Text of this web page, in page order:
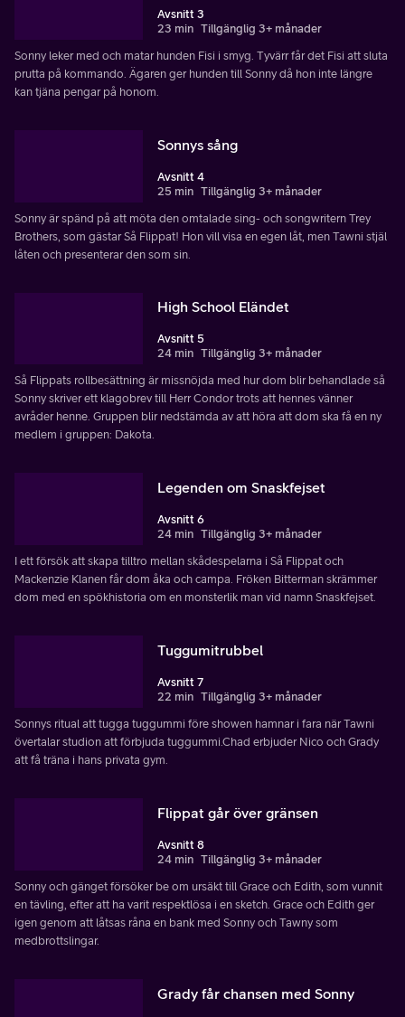
Avsnitt 3
23 min Tillgänglig 3+ månader
Sonny leker med och matar hunden Fisi i smyg. Tyvärr får det Fisi att sluta
prutta på kommando. Ägaren ger hunden till Sonny då hon inte längre
kan tjäna pengar på honom.
Sonnys sång
Avsnitt 4
25 min Tillgänglig 3+ månader
Sonny är spänd på att möta den omtalade sing- och songwritern Trey
Brothers, som gästar Så Flippat! Hon vill visa en egen låt, men Tawni stjäl
låten och presenterar den som sin.
High School Eländet
Avsnitt 5
24 min Tillgänglig 3+ månader
Så Flippats rollbesättning är missnöjda med hur dom blir behandlade så
Sonny skriver ett klagobrev till Herr Condor trots att hennes vänner
avråder henne. Gruppen blir nedstämda av att höra att dom ska få en ny
medlem i gruppen: Dakota.
Legenden om Snaskfejset
Avsnitt 6
24 min Tillgänglig 3+ månader
I ett försök att skapa tilltro mellan skådespelarna i Så Flippat och
Mackenzie Klanen får dom åka och campa. Fröken Bitterman skrämmer
dom med en spökhistoria om en monsterlik man vid namn Snaskfejset.
Tuggumitrubbel
Avsnitt 7
22 min Tillgänglig 3+ månader
Sonnys ritual att tugga tuggummi före showen hamnar i fara när Tawni
övertalar studion att förbjuda tuggummi.Chad erbjuder Nico och Grady
att få träna i hans privata gym.
Flippat går över gränsen
Avsnitt 8
24 min Tillgänglig 3+ månader
Sonny och gänget försöker be om ursäkt till Grace och Edith, som vunnit
en tävling, efter att ha varit respektlösa i en sketch. Grace och Edith ger
igen genom att låtsas råna en bank med Sonny och Tawny som
medbrottslingar.
Grady får chansen med Sonny